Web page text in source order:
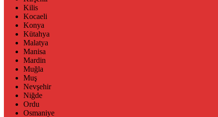
Kilis
Kocaeli
Konya
Kütahya
Malatya
Manisa
Mardin
Muğla
Muş
Nevşehir
Niğde
Ordu
Osmaniye